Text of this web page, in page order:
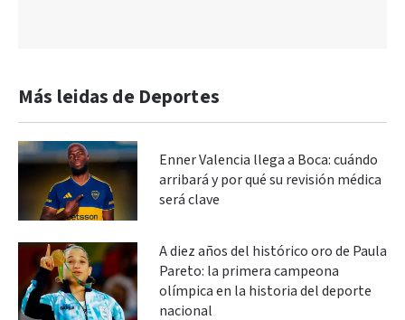
Más leidas de Deportes
Enner Valencia llega a Boca: cuándo
arribará y por qué su revisión médica
será clave
A diez años del histórico oro de Paula
Pareto: la primera campeona
olímpica en la historia del deporte
nacional